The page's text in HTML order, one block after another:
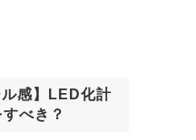
感】LED化計
べき？